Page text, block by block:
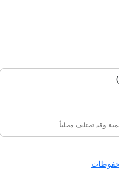
وقد تختلف محلياً